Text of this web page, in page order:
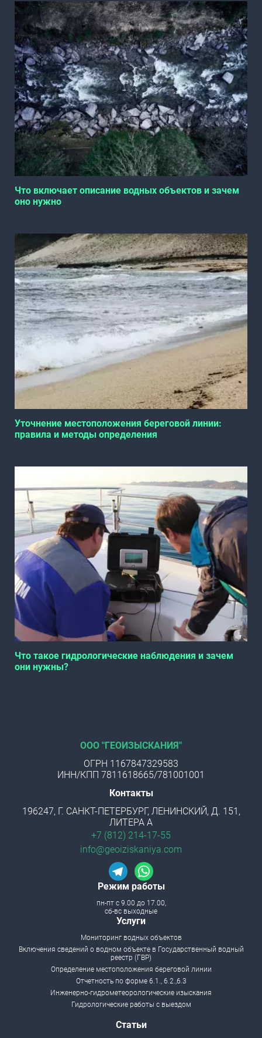
Что включает описание водных объектов и зачем
оно нужно
Уточнение местоположения береговой линии:
правила и методы определения
Что такое гидрологические наблюдения и зачем
они нужны?
ООО "ГЕОИЗЫСКАНИЯ"
ОГРН 1167847329583
ИНН/КПП 7811618665/781001001
Контакты
196247, Г. САНКТ-ПЕТЕРБУРГ, ЛЕНИНСКИЙ, Д. 151,
ЛИТЕРА А
+7 (812) 214-17-55
info@geoiziskaniya.com
Режим работы
пн-пт с 9.00 до 17.00,
сб-вс выходные
Услуги
Мониторинг водных объектов
Включения сведений о водном объекте в Государственный водный
реестр (ГВР)
Определение местоположения береговой линии
Отчетность по форме 6.1., 6.2.,6.3
Инженерно-гидрометеорологические изыскания
Гидрологические работы с выездом
Статьи